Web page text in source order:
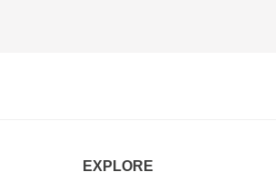
EXPLORE